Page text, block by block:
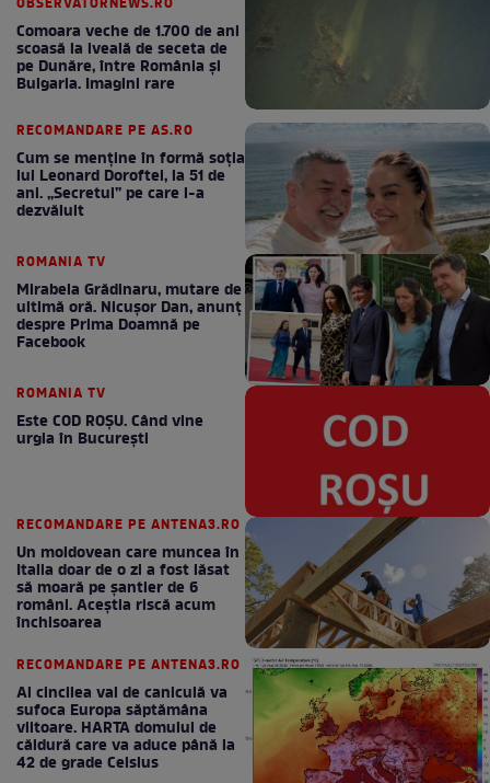
Comoara veche de 1.700 de ani
scoasă la iveală de seceta de
pe Dunăre, între România şi
Bulgaria. Imagini rare
RECOMANDARE PE AS.RO
Cum se menţine în formă soţia
lui Leonard Doroftei, la 51 de
ani. „Secretul” pe care l-a
dezvăluit
ROMANIA TV
Mirabela Grădinaru, mutare de
ultimă oră. Nicuşor Dan, anunţ
despre Prima Doamnă pe
Facebook
ROMANIA TV
Este COD ROŞU. Când vine
urgia în Bucureşti
RECOMANDARE PE ANTENA3.RO
Un moldovean care muncea în
Italia doar de o zi a fost lăsat
să moară pe şantier de 6
români. Aceștia riscă acum
închisoarea
RECOMANDARE PE ANTENA3.RO
Al cincilea val de caniculă va
sufoca Europa săptămâna
viitoare. HARTA domului de
căldură care va aduce până la
42 de grade Celsius